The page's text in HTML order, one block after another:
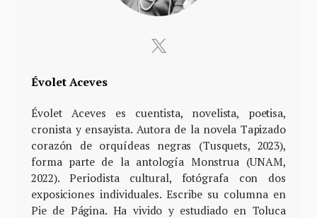
Évolet Aceves
Évolet Aceves es cuentista, novelista, poetisa,
cronista y ensayista. Autora de la novela Tapizado
corazón de orquídeas negras (Tusquets, 2023),
forma parte de la antología Monstrua (UNAM,
2022). Periodista cultural, fotógrafa con dos
exposiciones individuales. Escribe su columna en
Pie de Página. Ha vivido y estudiado en Toluca